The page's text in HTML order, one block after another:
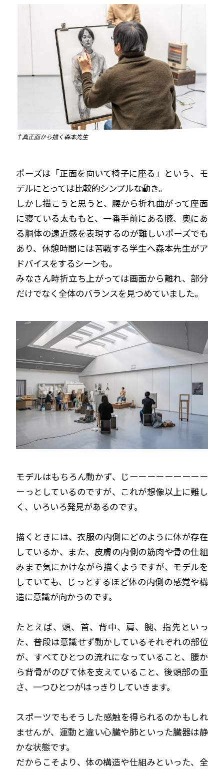
↑真正面から描く森本先生
ポーズは「正面を向いて椅子に座る」という、モ
デルにとっては比較的シンプルな動き。
しかし描こうと思うと、腰から折れ曲がって座面
に寝ている太ももと、一番手前にある膝、奥にあ
る胴体の遠近感を表現するのが難しいポーズでも
あり、休憩時間には苦戦する学生へ森本先生がア
ドバイスをするシーンも。
みなさん時折立ち上がっては画面から離れ、部分
だけでなく全体のバランスを見つめていました。
モデルはもちろん動かず、じーーーーーーーーー
ーっとしているのですが、これが想像以上に難し
く、いろいろ発見があるのです。
描くときには、衣服の内側にどのように体が存在
しているか、また、皮膚の内側の筋肉や骨の仕組
みまで気にかけながら描くようですが、モデルを
していても、じっとするほど体の内側の感覚や構
造に意識が向かうのです。
たとえば、頭、首、背中、肩、腕、指先といっ
た、普段は意識せず動かしているそれぞれの部位
が、すべてひとつの流れになっていること、腰か
ら背骨がのびて体を支えていること、後頭部の重
さ、一つひとつがはっきりしていきます。
スポーツでもそうした感触を得られるのかもしれ
ませんが、運動と違い心臓や肺といった臓器は静
かな状態です。
だからこそより、体の構造や仕組みといった、全